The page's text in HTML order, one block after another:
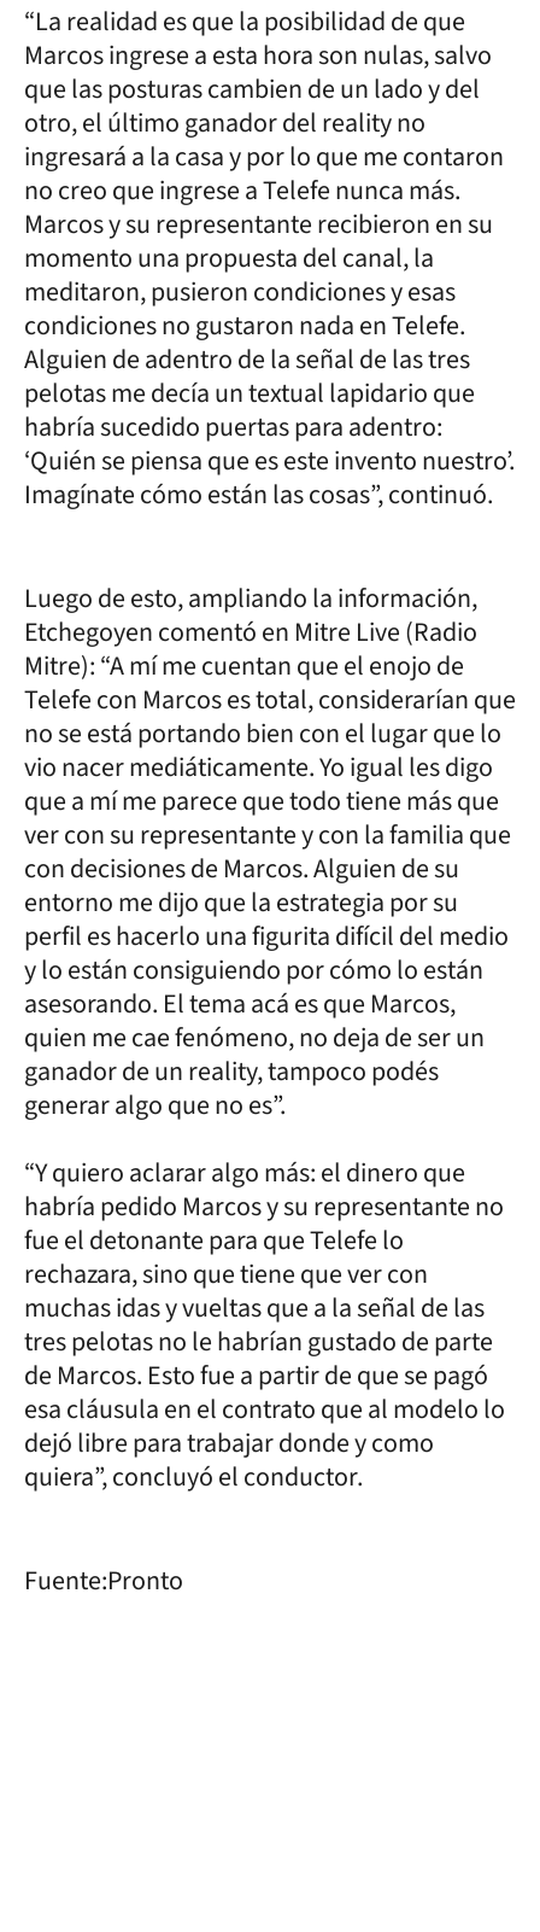
“La realidad es que la posibilidad de que
Marcos ingrese a esta hora son nulas, salvo
que las posturas cambien de un lado y del
otro, el último ganador del reality no
ingresará a la casa y por lo que me contaron
no creo que ingrese a Telefe nunca más.
Marcos y su representante recibieron en su
momento una propuesta del canal, la
meditaron, pusieron condiciones y esas
condiciones no gustaron nada en Telefe.
Alguien de adentro de la señal de las tres
pelotas me decía un textual lapidario que
habría sucedido puertas para adentro:
‘Quién se piensa que es este invento nuestro’.
Imagínate cómo están las cosas”, continuó.
Luego de esto, ampliando la información,
Etchegoyen comentó en Mitre Live (Radio
Mitre): “A mí me cuentan que el enojo de
Telefe con Marcos es total, considerarían que
no se está portando bien con el lugar que lo
vio nacer mediáticamente. Yo igual les digo
que a mí me parece que todo tiene más que
ver con su representante y con la familia que
con decisiones de Marcos. Alguien de su
entorno me dijo que la estrategia por su
perfil es hacerlo una figurita difícil del medio
y lo están consiguiendo por cómo lo están
asesorando. El tema acá es que Marcos,
quien me cae fenómeno, no deja de ser un
ganador de un reality, tampoco podés
generar algo que no es”.
“Y quiero aclarar algo más: el dinero que
habría pedido Marcos y su representante no
fue el detonante para que Telefe lo
rechazara, sino que tiene que ver con
muchas idas y vueltas que a la señal de las
tres pelotas no le habrían gustado de parte
de Marcos. Esto fue a partir de que se pagó
esa cláusula en el contrato que al modelo lo
dejó libre para trabajar donde y como
quiera”, concluyó el conductor.
Fuente:Pronto